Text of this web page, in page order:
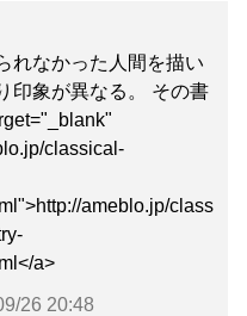
れなかった人間を描い
印象が異なる。 その書
classical-
ameblo.jp/class
a>
26 20:48